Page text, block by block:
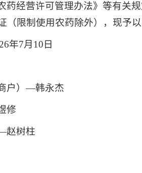
药经营许可管理办法》等有关
限制使用农药除外），现予以
年7月10日
户）—韩永杰
修
赵树柱